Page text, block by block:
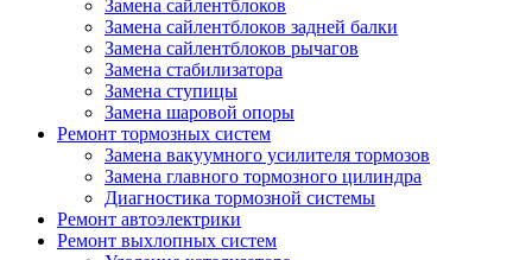
Замена сайлентблоков
Замена сайлентблоков задней балки
Замена сайлентблоков рычагов
Замена стабилизатора
Замена ступицы
Замена шаровой опоры
Ремонт тормозных систем
Замена вакуумного усилителя тормозов
Замена главного тормозного цилиндра
Диагностика тормозной системы
Ремонт автоэлектрики
Ремонт выхлопных систем